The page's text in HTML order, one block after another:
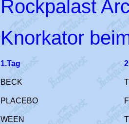
Rockpalast
Knorkator
1.Tag
BECK
PLACEBO
WEEN